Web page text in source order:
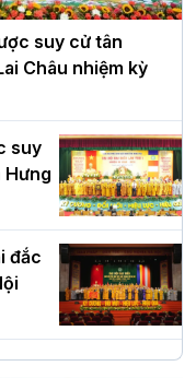
suy cử tân
Châu nhiệm kỳ
suy
Hưng
đắc